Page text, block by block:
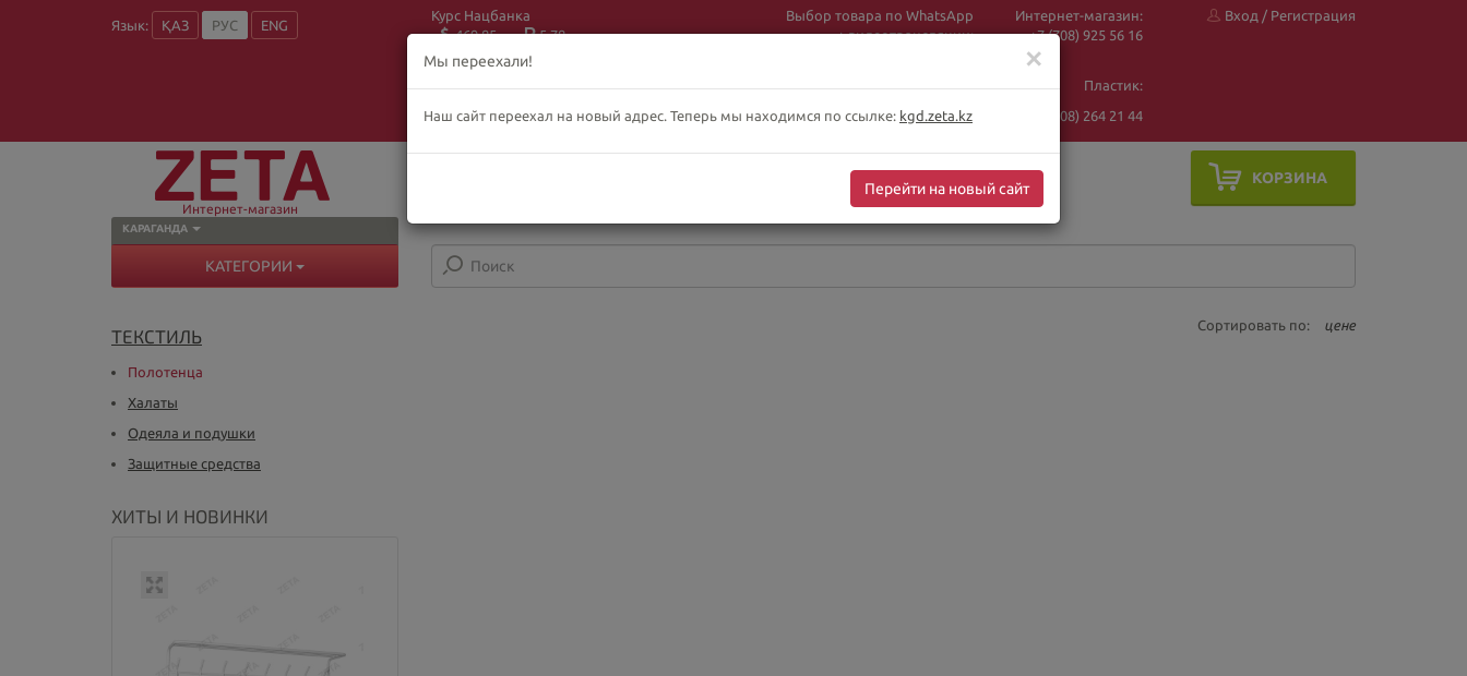
Язык: ҚАЗ РУС ENG
Курс Нацбанка
469.85
5.78
Выбор товара по WhatsApp
+ видеотрансляции:
Интернет-магазин:
+7 (708) 925 56 16
Пластик:
+7 (708) 264 21 44
Вход / Регистрация
КАРАГАНДА
Интернет-магазин
КОРЗИНА
КАТЕГОРИИ
ТЕКСТИЛЬ
Полотенца
Халаты
Одеяла и подушки
Защитные средства
ХИТЫ И НОВИНКИ
Сортировать по: цене
✕
Мы переехали!
Наш сайт переехал на новый адрес. Теперь мы находимся по ссылке: kgd.zeta.kz
Перейти на новый сайт